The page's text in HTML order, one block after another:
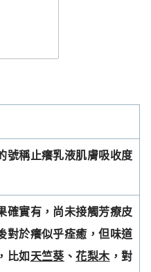
號稱止癢乳液肌膚吸收度
確實有，尚未接觸芳療皮
對於癢似乎痊癒，但 味道
比如 天竺葵、花梨木，對